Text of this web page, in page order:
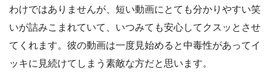
わけではありませんが、短い動画にとても分かりやすい笑
いが詰みこまれていて、いつみても安心してクスッとさせ
てくれます。彼の動画は一度見始めると中毒性があってイ
ッキに見続けてしまう素敵な方だと思います。